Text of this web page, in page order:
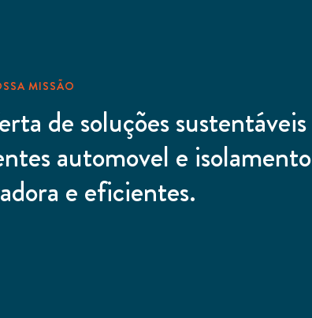
MISSÃO
de soluções sustentáveis
automovel e isolamento
e eficientes.